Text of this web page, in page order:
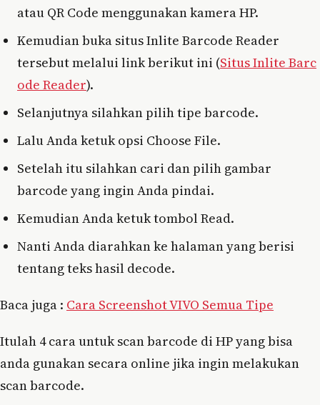
atau QR Code menggunakan kamera HP.
Kemudian buka situs Inlite Barcode Reader
tersebut melalui link berikut ini (Situs Inlite Barc
ode Reader).
Selanjutnya silahkan pilih tipe barcode.
Lalu Anda ketuk opsi Choose File.
Setelah itu silahkan cari dan pilih gambar
barcode yang ingin Anda pindai.
Kemudian Anda ketuk tombol Read.
Nanti Anda diarahkan ke halaman yang berisi
tentang teks hasil decode.
Baca juga : Cara Screenshot VIVO Semua Tipe
Itulah 4 cara untuk scan barcode di HP yang bisa
anda gunakan secara online jika ingin melakukan
scan barcode.